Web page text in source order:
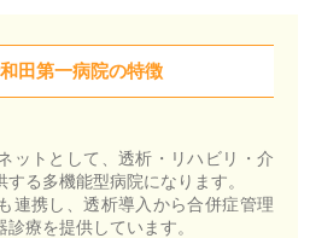
田第一病院の特徴
ットとして、透析・リハビリ・介
る多機能型病院になります。
連携し、透析導入から合併症管理
療を提供しています。